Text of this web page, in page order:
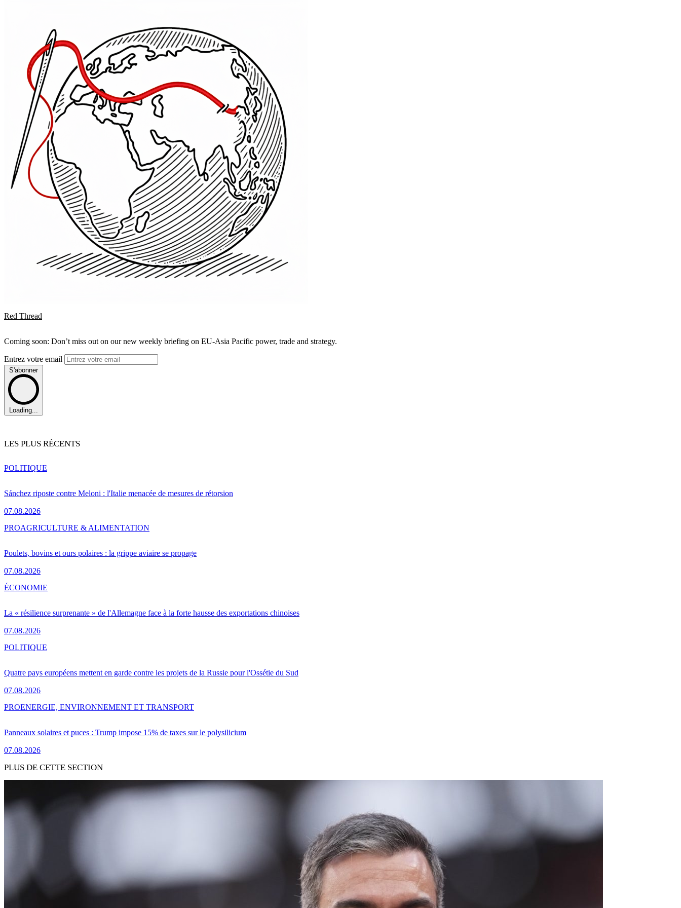
Red Thread
Coming soon: Don’t miss out on our new weekly briefing on EU-Asia Pacific power, trade and strategy.
Entrez votre email
S'abonner
Loading...
LES PLUS RÉCENTS
Sánchez riposte contre Meloni : l'Italie menacée de mesures de rétorsion
07.08.2026
POLITIQUE
Poulets, bovins et ours polaires : la grippe aviaire se propage
07.08.2026
PROAGRICULTURE & ALIMENTATION
La « résilience surprenante » de l'Allemagne face à la forte hausse des exportations chinoises
07.08.2026
ÉCONOMIE
Quatre pays européens mettent en garde contre les projets de la Russie pour l'Ossétie du Sud
07.08.2026
POLITIQUE
Panneaux solaires et puces : Trump impose 15% de taxes sur le polysilicium
07.08.2026
PROENERGIE, ENVIRONNEMENT ET TRANSPORT
PLUS DE CETTE SECTION